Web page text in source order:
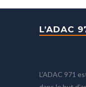
L’ADAC
L’ADAC 971